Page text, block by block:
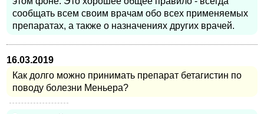
сообщать всем своим врачам обо всех применяемых
препаратах, а также о назначениях других врачей.
16.03.2019
Как долго можно принимать препарат бетагистин по
поводу болезни Меньера?